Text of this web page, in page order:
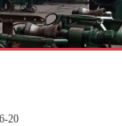
20